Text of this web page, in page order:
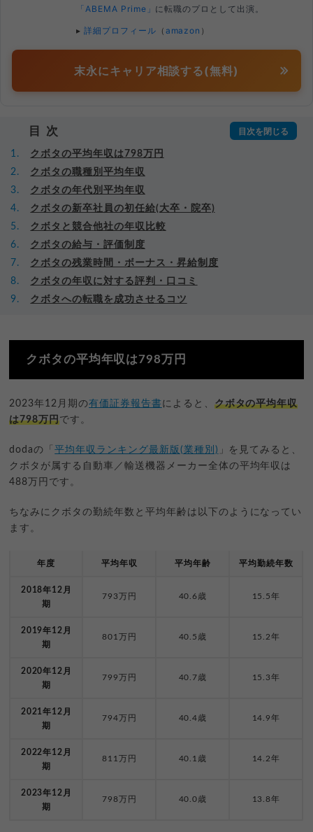
「ABEMA Prime」 に転職のプロとして出演。
▸ 詳細プロフィール （ amazon ）
末永にキャリア相談する(無料)
目次
クボタの平均年収は798万円
クボタの職種別平均年収
クボタの年代別平均年収
クボタの新卒社員の初任給(大卒・院卒)
クボタと競合他社の年収比較
クボタの給与・評価制度
クボタの残業時間・ボーナス・昇給制度
クボタの年収に対する評判・口コミ
クボタへの転職を成功させるコツ
クボタの平均年収は798万円
2023年12月期の有価証券報告書によると、 クボタの平均年収
は798万円です。
dodaの「平均年収ランキング最新版(業種別) 」を見てみると、
クボタが属する自動車／輸送機器メーカー全体の平均年収は
488万円です。
ちなみにクボタの勤続年数と平均年齢は以下のようになってい
ます。
年度 平均年収 平均年齢 平均勤続年数
2018年12月
期
793万円 40.6歳 15.5年
2019年12月
期
801万円 40.5歳 15.2年
2020年12月
期
799万円 40.7歳 15.3年
2021年12月
期
794万円 40.4歳 14.9年
2022年12月
期
811万円 40.1歳 14.2年
2023年12月
期
798万円 40.0歳 13.8年